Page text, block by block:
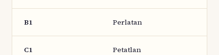
B1 Perlatan
C1 Petatlan